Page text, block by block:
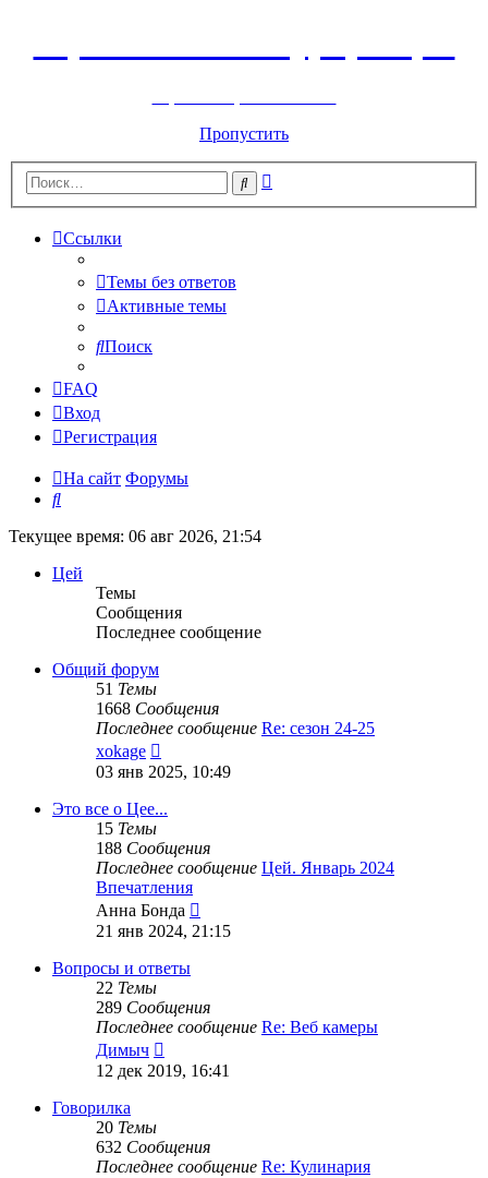
Пропустить
Поиск
Ссылки
Темы без ответов
Активные темы
Поиск
FAQ
Вход
Регистрация
На сайт Форумы
Поиск
Текущее время: 06 авг 2026, 21:54
Цей
Темы
Сообщения
Последнее сообщение
Общий форум
51 Темы
1668 Сообщения
Последнее сообщение Re: сезон 24-25
xokage
к
03 янв 2025, 10:49
Это все о Цее...
15 Темы
188 Сообщения
Последнее сообщение Цей. Январь 2024
Впечатления
Анна Бонда
к
21 янв 2024, 21:15
Вопросы и ответы
22 Темы
289 Сообщения
Последнее сообщение Re: Веб камеры
Димыч
к
12 дек 2019, 16:41
Говорилка
20 Темы
632 Сообщения
Последнее сообщение Re: Кулинария